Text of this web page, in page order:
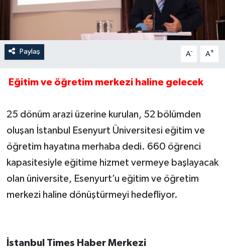
Paylaş A- A+
Eğitim ve öğretim merkezi haline gelecek
25 dönüm arazi üzerine kurulan, 52 bölümden
oluşan İstanbul Esenyurt Üniversitesi eğitim ve
öğretim hayatına merhaba dedi. 660 öğrenci
kapasitesiyle eğitime hizmet vermeye başlayacak
olan üniversite, Esenyurt’u eğitim ve öğretim
merkezi haline dönüştürmeyi hedefliyor.
İstanbul Times Haber Merkezi